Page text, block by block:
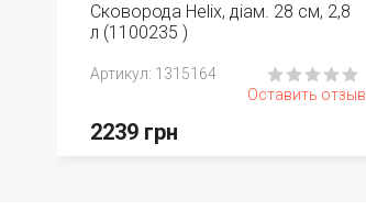
Сковорода Helix, діам. 28 см, 2,8
л (1100235 )
Aртикул: 1315164
Оставить отзыв
2239 грн